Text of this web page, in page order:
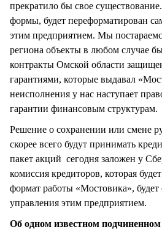
прекратило бы свое
формы, будет переформатирован
этим предприятием. Мы
региона объекты в любом случае
контракты Омской области
гарантиями, которые выдавал
неисполнения у нас наступает
гарантии финансовым структурам.
Решение о сохранении или смене
скорее всего будут принимать
пакет акций сегодня заложен у
комиссия кредиторов, которая
формат работы «Мостовика», будет
управления этим предприятием.
Об одном известном подчиненном